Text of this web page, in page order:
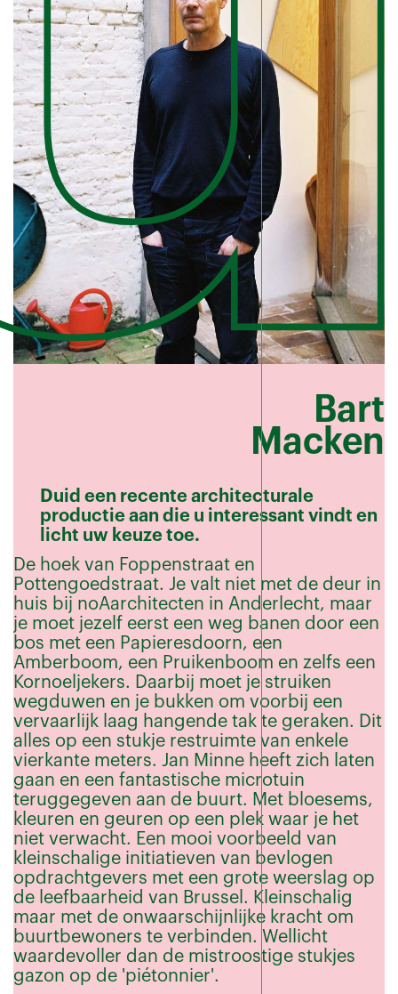
Bart
Macken
Duid een recente architecturale
productie aan die u interessant vindt en
licht uw keuze toe.
De hoek van Foppenstraat en
Pottengoedstraat. Je valt niet met de deur in
huis bij noAarchitecten in Anderlecht, maar
je moet jezelf eerst een weg banen door een
bos met een Papieresdoorn, een
Amberboom, een Pruikenboom en zelfs een
Kornoeljekers. Daarbij moet je struiken
wegduwen en je bukken om voorbij een
vervaarlijk laag hangende tak te geraken. Dit
alles op een stukje restruimte van enkele
vierkante meters. Jan Minne heeft zich laten
gaan en een fantastische microtuin
teruggegeven aan de buurt. Met bloesems,
kleuren en geuren op een plek waar je het
niet verwacht. Een mooi voorbeeld van
kleinschalige initiatieven van bevlogen
opdrachtgevers met een grote weerslag op
de leefbaarheid van Brussel. Kleinschalig
maar met de onwaarschijnlijke kracht om
buurtbewoners te verbinden. Wellicht
waardevoller dan de mistroostige stukjes
gazon op de 'piétonnier'.